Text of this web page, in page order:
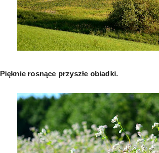
Pięknie rosnące przyszłe obiadki.